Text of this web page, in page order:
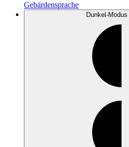
Gebärdensprache
Dunkel-Modus